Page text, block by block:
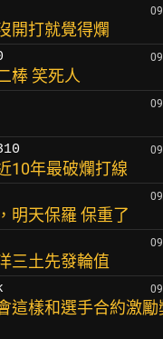
開打就覺得爛
棒 笑死人
10年最破爛打線
明天保羅 保重了
三土先發輪值
這樣和選手合約激